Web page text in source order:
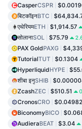
CasperCSPR
बिटकॉइनBTC
एथेरियमETH $1,914.57
सोलानाSOL $75.79
PAX GoldPAXG
TutorialTUT $0.1304
HyperliquidHYPE
शीबा इनुSHIB
ZcashZEC $510.51
CronosCRO $0.04982
BiconomyBICO
AudieraBEAT $3.04